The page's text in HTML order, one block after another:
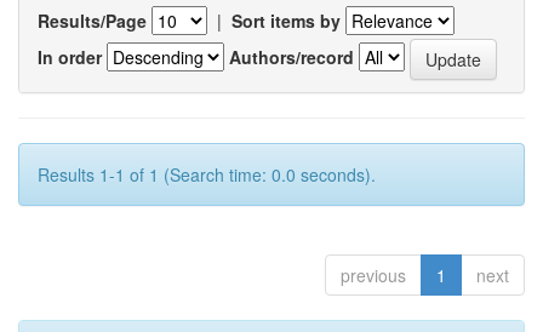
Results/Page | Sort items by
In order
Authors/record
Results 1-1 of 1 (Search time: 0.0 seconds).
previous 1 next